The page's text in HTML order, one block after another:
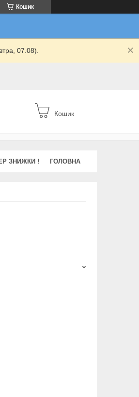
Кошик
07.08).
Кошик
ЗНИЖКИ ! ГОЛОВНА